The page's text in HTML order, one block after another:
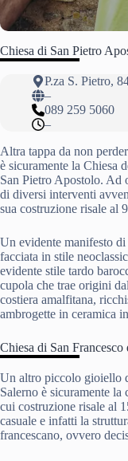
Chiesa di San Pietro
P.za S. Pietro,
–
089 259 5060
–
Altra tappa da non
è sicuramente la Chiesa
San Pietro Apostolo. Ad
di diversi interventi
sua costruzione risale al
Un evidente manifesto di
facciata in stile
evidente stile tardo
cupola che trae origini
costiera amalfitana,
ambrogette in ceramica
Chiesa di San Francesco
Un altro piccolo gioiello
Salerno è sicuramente la
cui costruzione risale al
casuale e infatti la
francescano, ovvero